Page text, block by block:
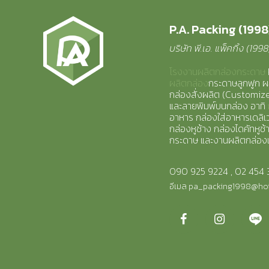
P.A. Packing
บริษัท พี.เอ. แพ็คกิ้ง
โรงงานผลิตกล่องกระดาษ
ผลิตกล่องกระดาษลูกฟูก
กล่องสั่งผลิต
และลายพิมพ์บนกล่อง อาทิ
อาหาร กล่องใส่อาหารเด
กล่องหูช้าง กล่องไดคัทหู
กระดาษ และงานผลิตกล่อ
090 925 9224 , 02 454
อีเมล